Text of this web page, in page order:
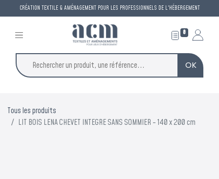
CRÉATION TEXTILE & AMÉNAGEMENT POUR LES PROFESSIONNELS DE L'HÉBERGEMENT
0
OK
Tous les produits
LIT BOIS LENA CHEVET INTEGRE SANS SOMMIER - 140 x 200 cm